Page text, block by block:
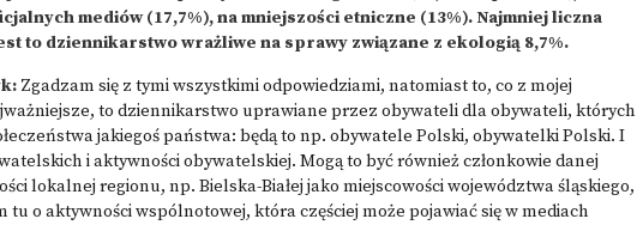
mediów (17,7%), na mniejszości etniczne (13%). Najmniej liczna
to dziennikarstwo wrażliwe na sprawy związane z ekologią 8,7%.
Zgadzam się z tymi wszystkimi odpowiedziami, natomiast to, co z mojej
to dziennikarstwo uprawiane przez obywateli dla obywateli, których
jakiegoś państwa: będą to np. obywatele Polski, obywatelki Polski. I
i aktywności obywatelskiej. Mogą to być również członkowie danej
lokalnej regionu, np. Bielska-Białej jako miejscowości województwa śląskiego,
tu o aktywności wspólnotowej, która częściej może pojawiać się w mediach